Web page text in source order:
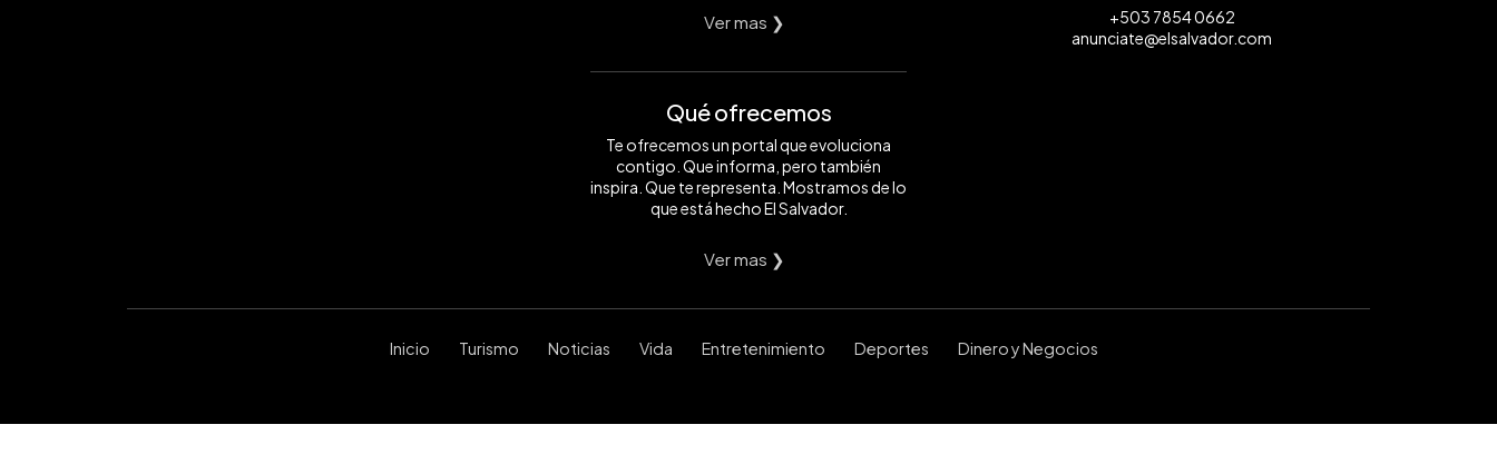
Ver mas ❯
Qué ofrecemos
Te ofrecemos un portal que evoluciona
contigo. Que informa, pero también
inspira. Que te representa. Mostramos de lo
que está hecho El Salvador.
Ver mas ❯
+503 7854 0662
anunciate@elsalvador.com
Inicio Turismo Noticias Vida Entretenimiento Deportes Dinero y Negocios